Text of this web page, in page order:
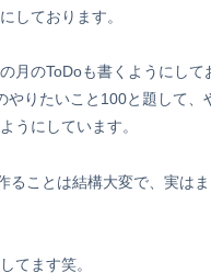
しております。
月のToDoも書くようにして
やりたいこと100と題して、
うにしています。
ることは結構大変で、実は
てます笑。